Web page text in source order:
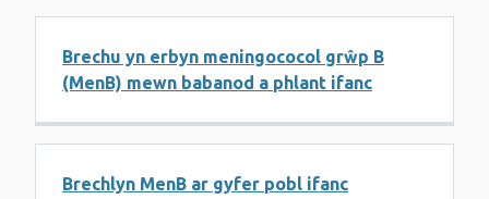
Brechu yn erbyn meningococol grŵp B
(MenB) mewn babanod a phlant ifanc
Brechlyn MenB ar gyfer pobl ifanc